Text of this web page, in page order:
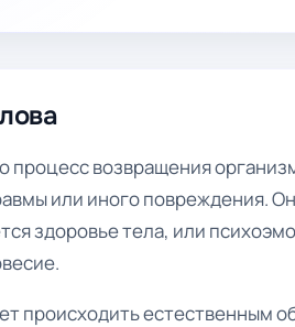
процесс возвращения
или иного повреждения.
здоровье тела, или
происходить естественным